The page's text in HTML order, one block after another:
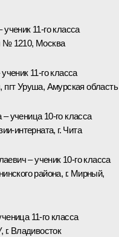
11-го класса
№ 1210, Москва
11-го класса
Уруша, Амурская область
ученица 10-го класса
интерната, г. Чита
– ученик 10-го класса
района, г. Мирный,
11-го класса
Владивосток